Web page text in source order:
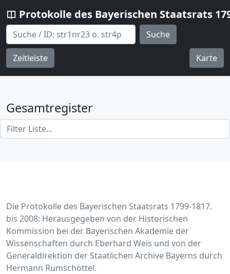
Protokolle des Bayerischen Staatsrats
Suche
Zeitleiste Karte
Gesamtregister
Die Protokolle des Bayerischen Staatsrats 1799-1817.
bis 2008: Herausgegeben von der Historischen
Kommission bei der Bayerischen Akademie der
Wissenschaften durch Eberhard Weis und von der
Generaldirektion der Staatlichen Archive Bayerns durch
Hermann Rumschöttel.